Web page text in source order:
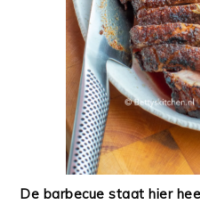
De barbecue staat hier